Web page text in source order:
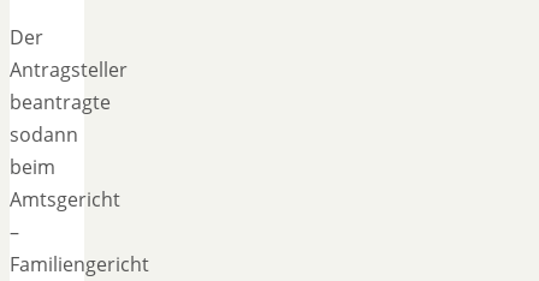
Der
Antragsteller
beantragte
sodann
beim
Amtsgericht
–
Familiengericht